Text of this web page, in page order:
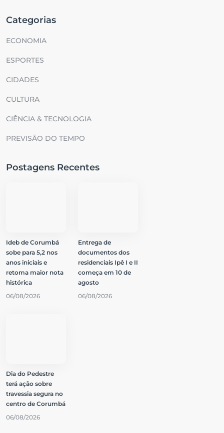
Categorias
ECONOMIA
ESPORTES
CIDADES
CULTURA
CIÊNCIA & TECNOLOGIA
PREVISÃO DO TEMPO
Postagens Recentes
Ideb de Corumbá
sobe para 5,2 nos
anos iniciais e
retoma maior nota
histórica
06/08/2026
Entrega de
documentos dos
residenciais Ipê I e II
começa em 10 de
agosto
06/08/2026
Dia do Pedestre
terá ação sobre
travessia segura no
centro de Corumbá
06/08/2026